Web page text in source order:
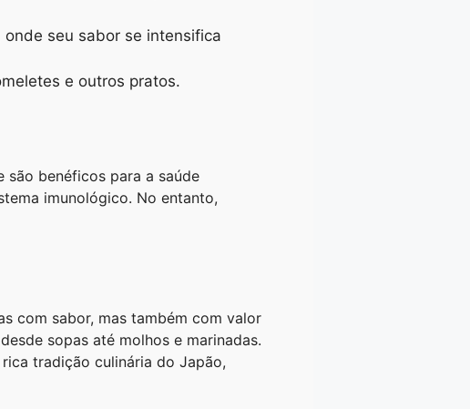
seu sabor se intensifica
e outros pratos.
benéficos para a saúde
imunológico. No entanto,
com sabor, mas também com valor
sopas até molhos e marinadas.
tradição culinária do Japão,